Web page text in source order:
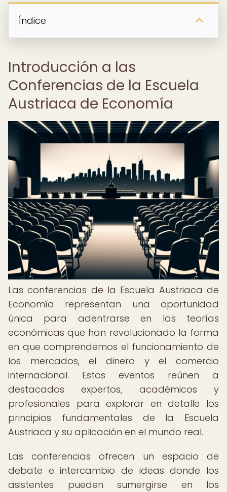
Índice
Introducción a las
Conferencias de la Escuela
Austriaca de Economía
Las conferencias de la Escuela Austriaca de
Economía representan una oportunidad
única para adentrarse en las teorías
económicas que han revolucionado la forma
en que comprendemos el funcionamiento de
los mercados, el dinero y el comercio
internacional. Estos eventos reúnen a
destacados expertos, académicos y
profesionales para explorar en detalle los
principios fundamentales de la Escuela
Austriaca y su aplicación en el mundo real.
Las conferencias ofrecen un espacio de
debate e intercambio de ideas donde los
asistentes pueden sumergirse en los